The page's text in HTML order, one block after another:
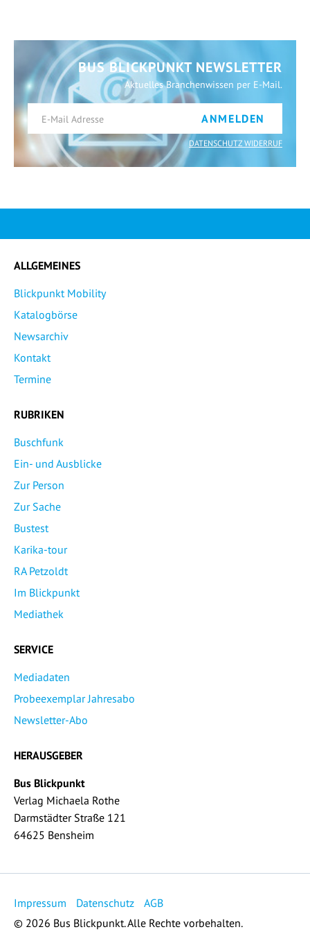
BUS BLICKPUNKT NEWSLETTER
Aktuelles Branchenwissen per E-Mail.
ANMELDEN
DATENSCHUTZ WIDERRUF
ALLGEMEINES
Blickpunkt Mobility
Katalogbörse
Newsarchiv
Kontakt
Termine
RUBRIKEN
Buschfunk
Ein- und Ausblicke
Zur Person
Zur Sache
Bustest
Karika-tour
RA Petzoldt
Im Blickpunkt
Mediathek
SERVICE
Mediadaten
Probeexemplar Jahresabo
Newsletter-Abo
HERAUSGEBER
Bus Blickpunkt
Verlag Michaela Rothe
Darmstädter Straße 121
64625 Bensheim
Impressum Datenschutz
AGB
© 2026 Bus Blickpunkt. Alle Rechte vorbehalten.